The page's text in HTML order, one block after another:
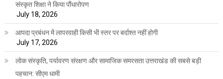
संस्कृत शिक्षा ने किया पौंधारोपण
July 18, 2026
आपदा प्रबंधन में लापरवाही किसी भी स्तर पर बर्दाश्त नहीं होगी
July 17, 2026
लोक संस्कृति, पर्यावरण संरक्षण और सामाजिक समरसता उत्तराखंड की सबसे बड़ी
पहचान: सीएम धामी